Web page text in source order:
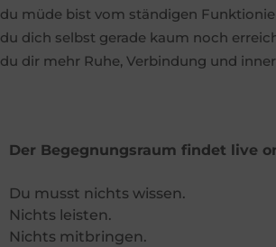
du müde bist vom ständigen
du dich selbst gerade kaum noch
du dir mehr Ruhe, Verbindung und
Der Begegnungsraum findet live
Du musst nichts wissen.
Nichts leisten.
Nichts mitbringen.